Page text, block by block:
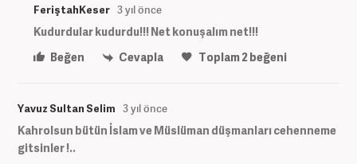
FeriştahKeser 3 yıl önce
Kudurdular kudurdu!!! Net konuşalım net!!!
Beğen
Cevapla Toplam2beğeni
Yavuz Sultan Selim 3 yıl önce
Kahrolsun bütün İslam ve Müslüman düşmanları cehenneme
gitsinler !..